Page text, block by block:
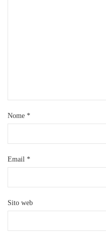
Nome *
Email *
Sito web